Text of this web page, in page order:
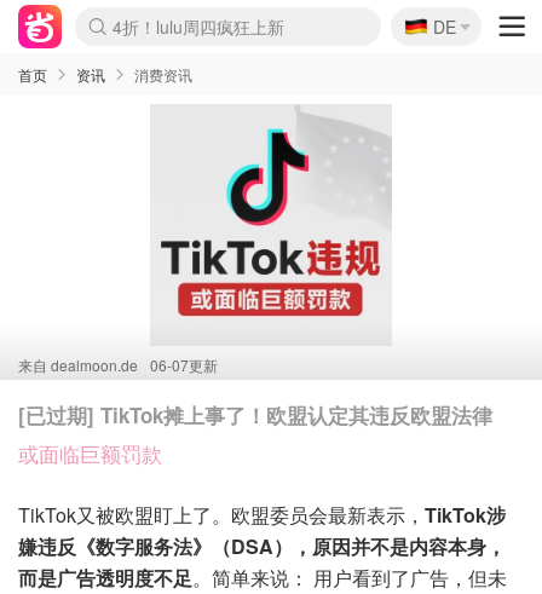
Boticinal 夏促开抢！
4折！lulu周四疯狂上新
还没结束！&OtherStories大促
Joybuy变相75折 随时失效
速领！Stanley独家85折
疑似霸哥！Camper额外叠85折
Zalando 奥莱闪促！每日更新
Moncler反季囤！5折起+叠9折
Coach Brooklyn仅€192
🇩🇪
DE
首页 资讯 消费资讯
来自 dealmoon.de 06-07更新
[已过期] TikTok摊上事了！欧盟认定其违反欧盟法律
或面临巨额罚款
TikTok又被欧盟盯上了。欧盟委员会最新表示， TikTok涉
嫌违反《数字服务法》（DSA），原因并不是内容本身，
而是广告透明度不足。简单来说： 用户看到了广告，但未